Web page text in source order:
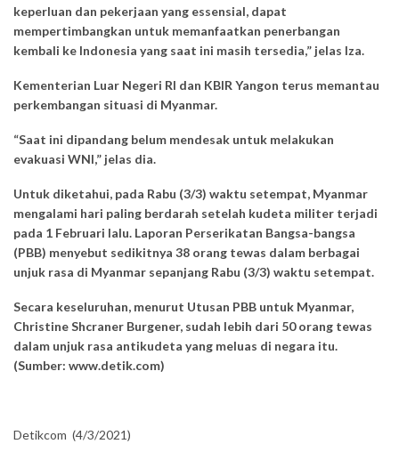
keperluan dan pekerjaan yang essensial, dapat
mempertimbangkan untuk memanfaatkan penerbangan
kembali ke Indonesia yang saat ini masih tersedia,” jelas Iza.
Kementerian Luar Negeri RI dan KBIR Yangon terus memantau
perkembangan situasi di Myanmar.
“Saat ini dipandang belum mendesak untuk melakukan
evakuasi WNI,” jelas dia.
Untuk diketahui, pada Rabu (3/3) waktu setempat, Myanmar
mengalami hari paling berdarah setelah kudeta militer terjadi
pada 1 Februari lalu. Laporan Perserikatan Bangsa-bangsa
(PBB) menyebut sedikitnya 38 orang tewas dalam berbagai
unjuk rasa di Myanmar sepanjang Rabu (3/3) waktu setempat.
Secara keseluruhan, menurut Utusan PBB untuk Myanmar,
Christine Shcraner Burgener, sudah lebih dari 50 orang tewas
dalam unjuk rasa antikudeta yang meluas di negara itu.
(Sumber: www.detik.com)
Detikcom (4/3/2021)